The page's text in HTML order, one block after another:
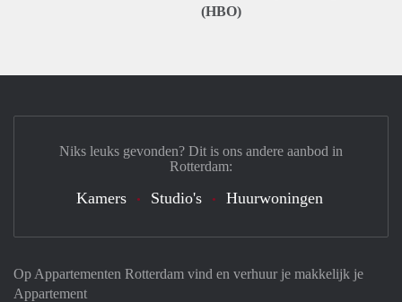
(HBO)
Op Appartementen Rotterdam vind en verhuur je makkelijk je
Appartement
Niks leuks gevonden? Dit is ons andere aanbod in
Rotterdam:
Kamers Studio's Huurwoningen